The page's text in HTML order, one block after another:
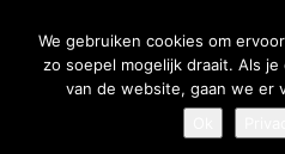
©
We gebruiken cookies om
zo soepel mogelijk draait. Als
van de website, gaan we er